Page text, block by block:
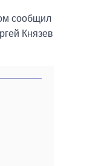
сообщил
Князев